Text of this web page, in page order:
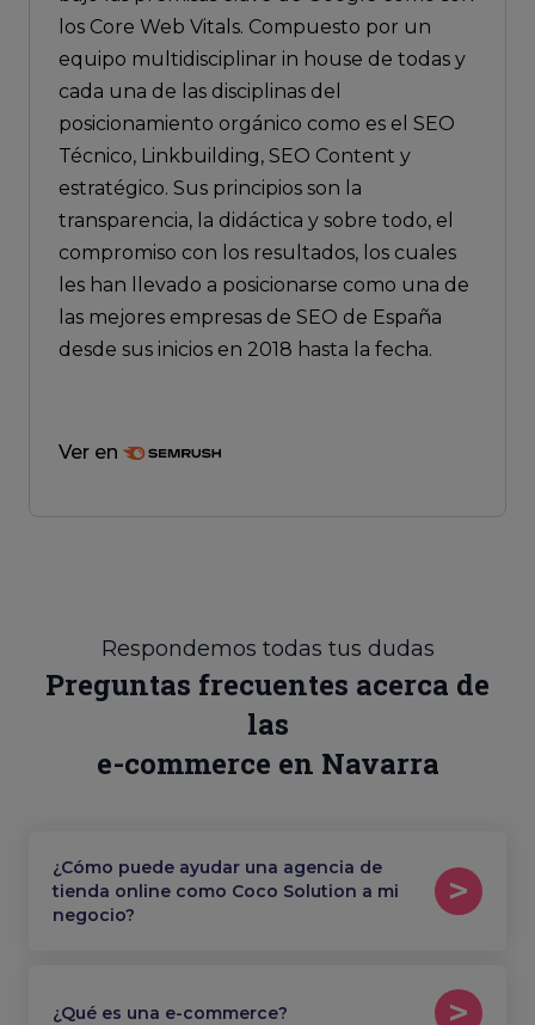
los Core Web Vitals. Compuesto por un
equipo multidisciplinar in house de todas y
cada una de las disciplinas del
posicionamiento orgánico como es el SEO
Técnico, Linkbuilding, SEO Content y
estratégico. Sus principios son la
transparencia, la didáctica y sobre todo, el
compromiso con los resultados, los cuales
les han llevado a posicionarse como una de
las mejores empresas de SEO de España
desde sus inicios en 2018 hasta la fecha.
Ver en
Respondemos todas tus dudas
Preguntas frecuentes acerca de
las
e-commerce en Navarra
¿Cómo puede ayudar una agencia de
tienda online como Coco Solution a mi
negocio?
¿Qué es una e-commerce?